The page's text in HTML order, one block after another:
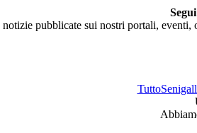
pubblicate sui nostri portali,